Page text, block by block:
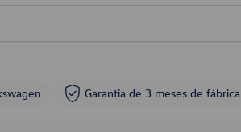
Garantia de 3 meses de fábrica